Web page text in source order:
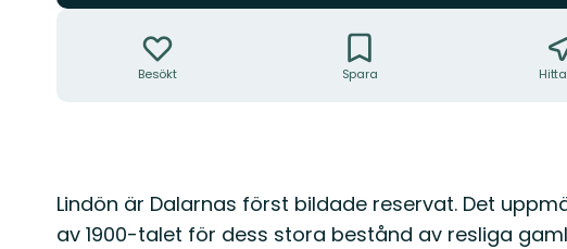
Besökt Spara
Beskrivning
Lindön är Dalarnas först bildade reservat. Det
av 1900-talet för dess stora bestånd av resliga